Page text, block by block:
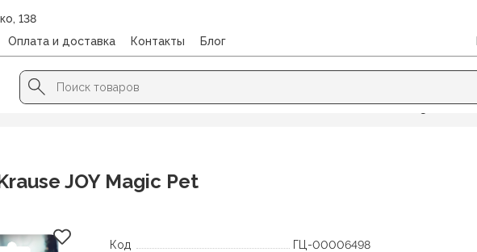
138
Оплата и доставка Контакты Блог
Search
for:
Search Button
ШИЛО/Ножницы/Ножницы 135мм Erich Krause JOY Magic Pet
JOY Magic Pet
Код
ГЦ-00006498